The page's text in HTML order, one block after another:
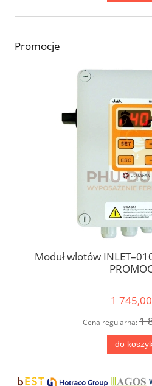
Promocje
Moduł wlotów
1 745,00
Cena regularna:1
do